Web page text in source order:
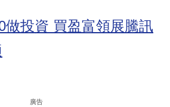
做投資 買盈富領展騰訊
廣告